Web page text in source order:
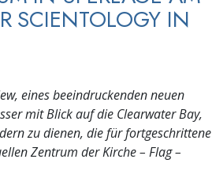
SCIENTOLOGY IN
eines beeindruckenden neuen
mit Blick auf die Clearwater Bay,
zu dienen, die für fortgeschrittene
Zentrum der Kirche – Flag –